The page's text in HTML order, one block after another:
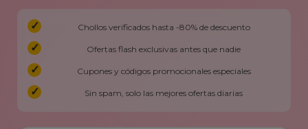
Chollos verificados hasta -80% de descuento
Ofertas flash exclusivas antes que nadie
Cupones y códigos promocionales especiales
Sin spam, solo las mejores ofertas diarias